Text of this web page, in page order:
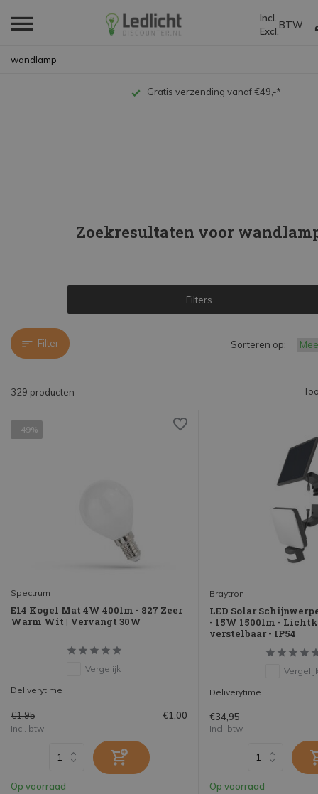
Incl.
Excl.
BTW
Op werkdagen voor 18:00 uur besteld, dezelfde dag
Zoekresultaten voor
Filters
Filter
329 producten
Sorteren op:
- 49%
Spectrum
E14 Kogel Mat 4W 400lm - 827 Zeer
Warm Wit | Vervangt 30W
Vergelijk
Deliverytime
€1,95 €1,00
Incl. btw
Op voorraad
Braytron
LED Solar
- 15W 1500lm -
verstelbaar - IP54
Deliverytime
€34,95
Incl. btw
Op voorraad